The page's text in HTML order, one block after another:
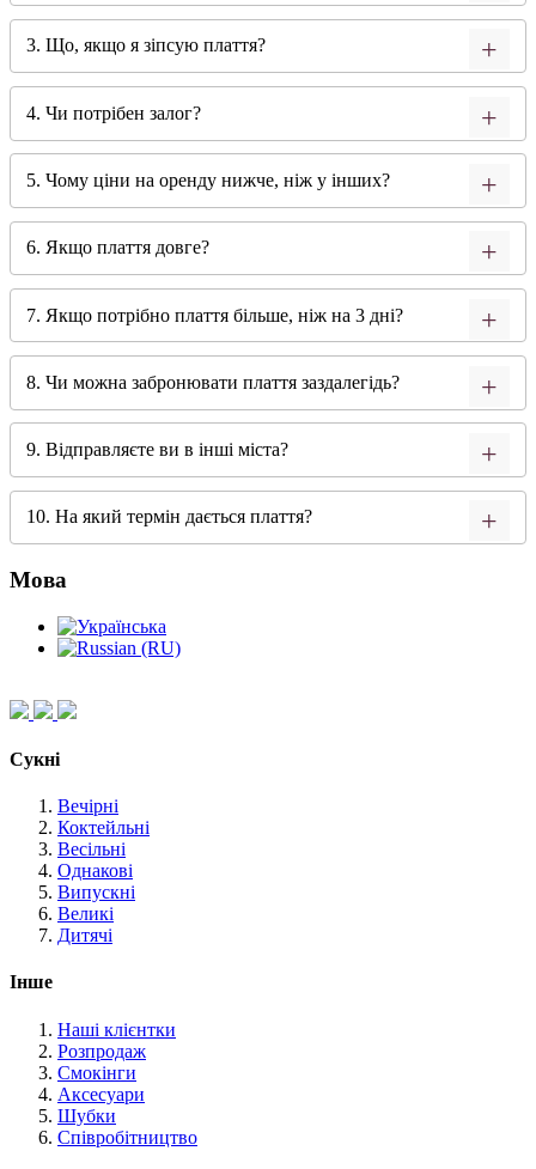
3. Що, якщо я зіпсую плаття?
4. Чи потрібен залог?
5. Чому ціни на оренду нижче, ніж у інших?
6. Якщо плаття довге?
7. Якщо потрібно плаття більше, ніж на 3 дні?
8. Чи можна забронювати плаття заздалегідь?
9. Відправляєте ви в інші міста?
10. На який термін дається плаття?
Мова
Сукні
Вечірні
Коктейльні
Весільні
Однакові
Випускні
Великі
Дитячі
Інше
Наші клієнтки
Розпродаж
Смокінги
Аксесуари
Шубки
Співробітництво